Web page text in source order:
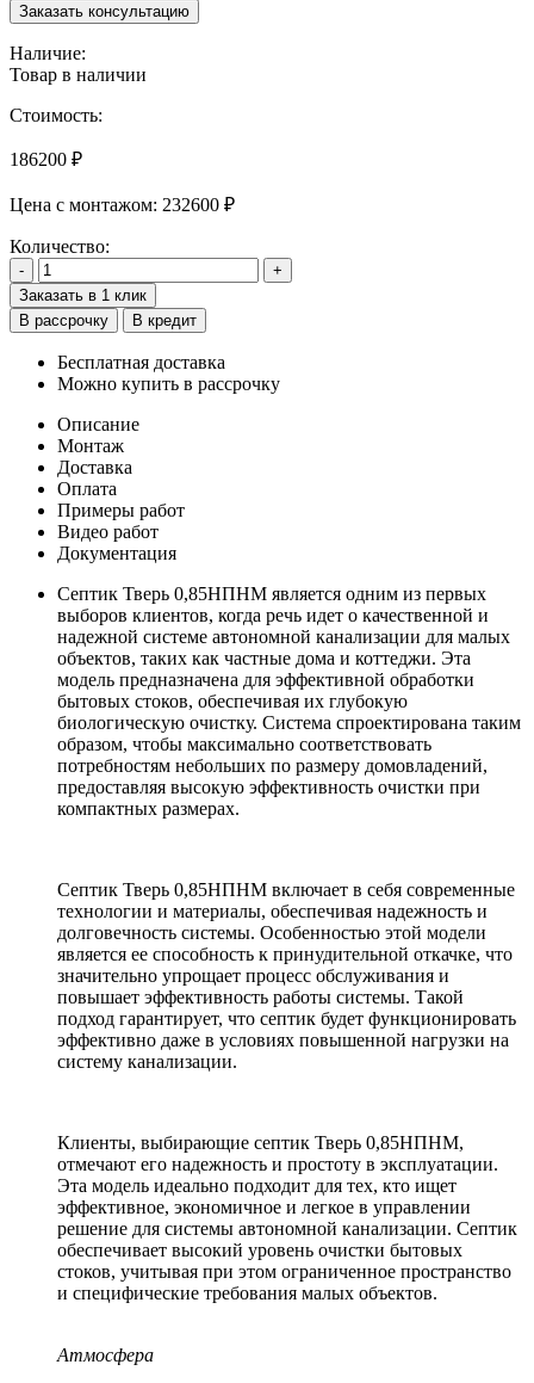
Заказать консультацию
Наличие:
Товар в наличии
Стоимость:
186200 ₽
Цена с монтажом: 232600 ₽
Количество:
-
+
Заказать в 1 клик
В рассрочку
В кредит
Бесплатная доставка
Можно купить в рассрочку
Описание
Монтаж
Доставка
Оплата
Примеры работ
Видео работ
Документация
Септик Тверь 0,85НПНМ является одним из первых
выборов клиентов, когда речь идет о качественной и
надежной системе автономной канализации для малых
объектов, таких как частные дома и коттеджи. Эта
модель предназначена для эффективной обработки
бытовых стоков, обеспечивая их глубокую
биологическую очистку. Система спроектирована таким
образом, чтобы максимально соответствовать
потребностям небольших по размеру домовладений,
предоставляя высокую эффективность очистки при
компактных размерах.
Септик Тверь 0,85НПНМ включает в себя современные
технологии и материалы, обеспечивая надежность и
долговечность системы. Особенностью этой модели
является ее способность к принудительной откачке, что
значительно упрощает процесс обслуживания и
повышает эффективность работы системы. Такой
подход гарантирует, что септик будет функционировать
эффективно даже в условиях повышенной нагрузки на
систему канализации.
Клиенты, выбирающие септик Тверь 0,85НПНМ,
отмечают его надежность и простоту в эксплуатации.
Эта модель идеально подходит для тех, кто ищет
эффективное, экономичное и легкое в управлении
решение для системы автономной канализации. Септик
обеспечивает высокий уровень очистки бытовых
стоков, учитывая при этом ограниченное пространство
и специфические требования малых объектов.
Атмосфера